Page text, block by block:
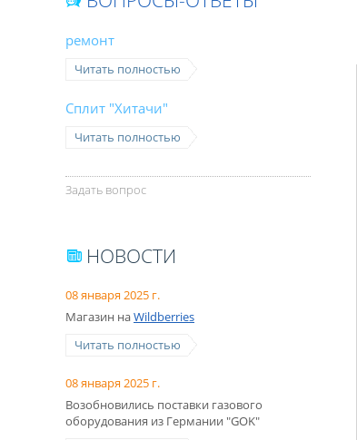
ремонт
Читать полностью
Сплит "Хитачи"
Читать полностью
Задать вопрос
НОВОСТИ
08 января 2025 г.
Магазин наWildberries
Читать полностью
08 января 2025 г.
Возобновились поставки газового
оборудования из Германии "GOK"